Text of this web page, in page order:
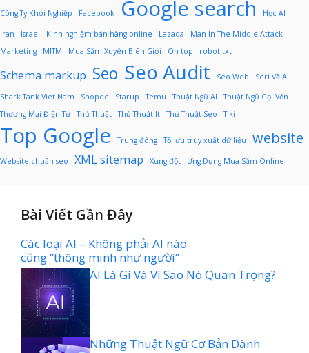
Công Ty Khởi Nghiệp Facebook Google search Học AI
Iran Israel Kinh nghiệm bán hàng online Lazada
Man In The Middle Attack
Marketing
MITM Mua Sắm Xuyên Biên Giới On top robot.txt
Schema markup Seo Seo Audit Seo Web Seri Về AI
Shark Tank Viet Nam Shopee Starup Temu Thuật Ngữ AI
Thuật Ngữ Gọi Vốn
Thương Mại Điện Tử
Thủ Thuật Thủ Thuật It Thủ Thuật Seo Tiki
Top Google Trung đông Tối ưu truy xuất dữ liệu website
Website chuẩn seo XML sitemap Xung đột Ứng Dụng Mua Sắm Online
Bài Viết Gần Đây
Các loại AI – Không phải AI nào
cũng “thông minh như người”
AI Là Gì Và Vì Sao Nó Quan Trọng?
Những Thuật Ngữ Cơ Bản Dành